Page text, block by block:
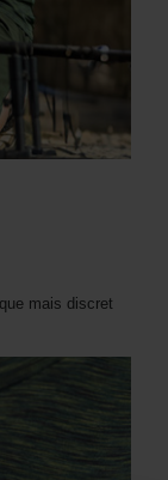
mais discret